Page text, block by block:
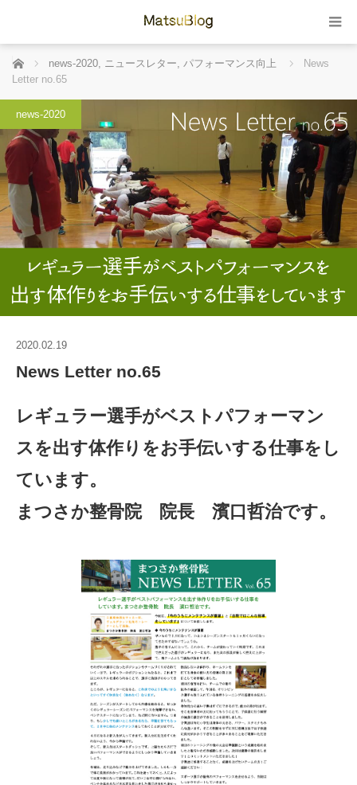
ホーム news-2020, ニュースレター, パフォーマンス向上
News
Letter no.65
news-2020
2020.02.19
News Letter no.65
レギュラー選手がベストパフォーマン
スを出す体作りをお手伝いする仕事をし
ています。
まつさか整骨院 院長 濱口哲治です。